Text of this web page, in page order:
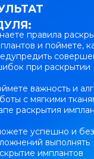
правила
и поймете,
при раскрытии
важность и
с мягкими
раскрытия
успешно и без
выполнять
имплантов